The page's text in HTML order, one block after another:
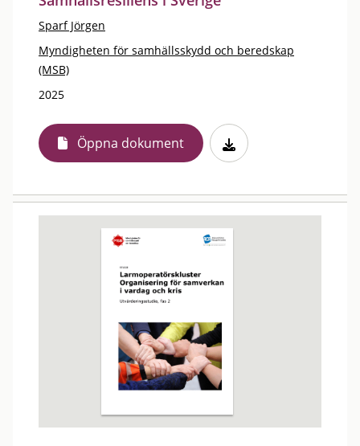
Sparf Jörgen
Myndigheten för samhällsskydd och beredskap
(MSB)
2025
Öppna dokument